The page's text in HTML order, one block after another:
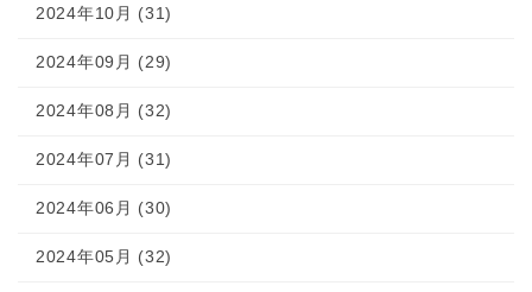
2024年10月 (31)
2024年09月 (29)
2024年08月 (32)
2024年07月 (31)
2024年06月 (30)
2024年05月 (32)